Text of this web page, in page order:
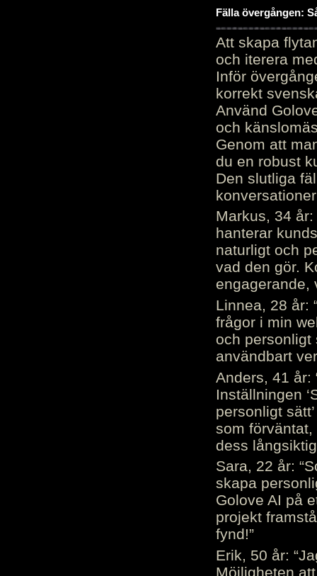
Fälla övergången:
Att skapa
och iterera
Inför
korrekt
Använd
och
Genom att
du en robust
Den slutliga
Markus, 34
hanterar
naturligt och
vad den gör.
engagerande,
Linnea, 28 år:
frågor i min
och personligt
användbart
Anders, 41 år:
Inställningen
personligt
som
dess
Sara, 22 år:
skapa
Golove AI på
projekt
fynd!”
Erik, 50 år:
Möjligheten